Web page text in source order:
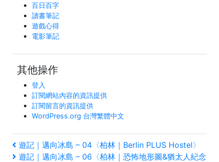
百日百字
讀書筆記
遊戲心得
電影筆記
其他操作
登入
訂閱網站內容的資訊提供
訂閱留言的資訊提供
WordPress.org 台灣繁體中文
文
上
一
遊記｜邁向冰島 – 04〈柏林｜Berlin PLUS Hostel〉
下
遊記｜邁向冰島 – 06〈柏林｜恐怖地形圖&猶太人紀念